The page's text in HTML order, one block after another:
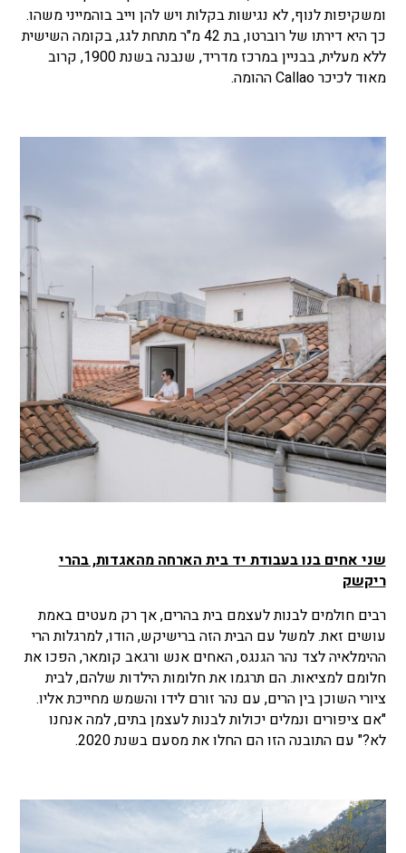
ומשקיפות לנוף, לא נגישות בקלות ויש להן וייב בוהמייני משהו.
כך היא דירתו של רוברטו, בת 42 מ"ר מתחת לגג, בקומה השישית
ללא מעלית, בבניין במרכז מדריד, שנבנה בשנת 1900, קרוב
מאוד לכיכרCallaoההומה.
שני אחים בנו בעבודת יד בית הארחה מהאגדות, בהרי
ריקשק
רבים חולמים לבנות לעצמם בית בהרים, אך רק מעטים באמת
עושים זאת. למשל עם הבית הזה ברישיקש, הודו, למרגלות הרי
ההימלאיה לצד נהר הגנגס, האחים אנש ורגאב קומאר, הפכו את
חלומם למציאות. הם תרגמו את חלומות הילדות שלהם, לבית
ציורי השוכן בין הרים, עם נהר זורם לידו והשמש מחייכת אליו.
"אם ציפורים ונמלים יכולות לבנות לעצמן בתים, למה אנחנו
לא?" עם התובנה הזו הם החלו את מסעם בשנת 2020.